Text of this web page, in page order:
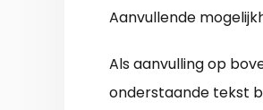
Aanvullende
Als aanvulling op
onderstaande tekst